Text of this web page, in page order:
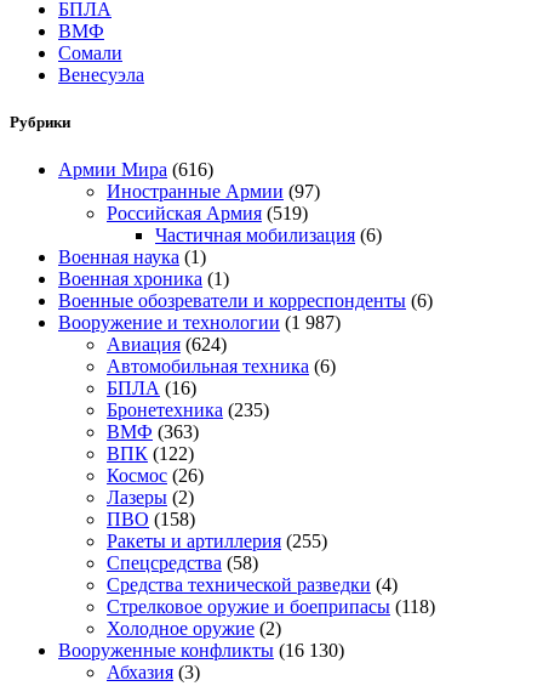
БПЛА
ВМФ
Сомали
Венесуэла
Рубрики
Армии Мира (616)
Иностранные Армии (97)
Российская Армия (519)
Частичная мобилизация (6)
Военная наука (1)
Военная хроника (1)
Военные обозреватели и корреспонденты (6)
Вооружение и технологии (1 987)
Авиация (624)
Автомобильная техника (6)
БПЛА (16)
Бронетехника (235)
ВМФ (363)
ВПК (122)
Космос (26)
Лазеры (2)
ПВО (158)
Ракеты и артиллерия (255)
Спецсредства (58)
Средства технической разведки (4)
Стрелковое оружие и боеприпасы (118)
Холодное оружие (2)
Вооруженные конфликты (16 130)
Абхазия (3)